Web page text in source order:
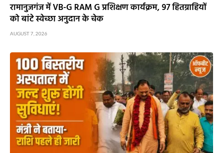
रामानुजगंज में VB-G RAM G प्रशिक्षण कार्यक्रम, 97 हितग्राहियों
को बांटे स्वेच्छा अनुदान के चेक
AUGUST 7, 2026